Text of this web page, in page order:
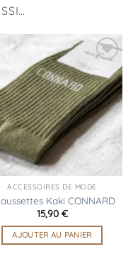
Ajouter
à la
liste
d’envies
ACCESSOIRES DE MODE
Kaki CONNARD
15,90 €
AJOUTER AU PANIER